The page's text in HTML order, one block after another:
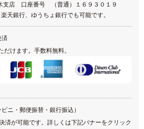
支店 口座番号 （普通）１６９３０１９
天銀行、ゆうちょ銀行でも可能です。
済
けます。手数料無料。
ニ・郵便振替・銀行振込）
済が可能です。詳しくは下記バナーをクリック